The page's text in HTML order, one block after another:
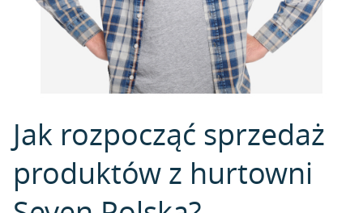
Jak rozpocząć sprzedaż
produktów z hurtowni